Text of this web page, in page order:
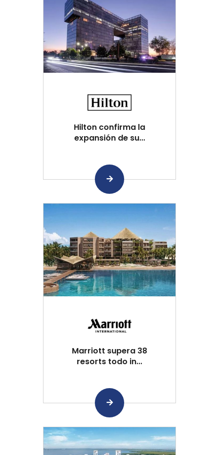
Hilton confirma la
expansión de su...
Marriott supera 38
resorts todo in...